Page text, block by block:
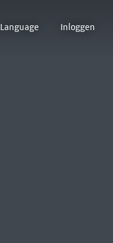
Language Inloggen